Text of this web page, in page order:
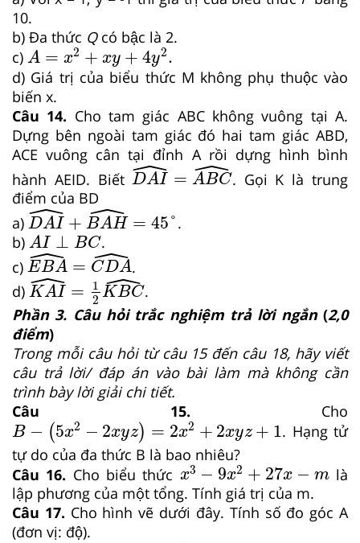
10.
b) Đa thức Q có bậc là 2.
c) A = x2 + xy + 4y2.
A= x2+xy +4 y2.
d) Giá trị của biểu thức M không phụ thuộc vào
biến x.
Câu 14. Cho tam giác ABC không vuông tại A.
Dựng bên ngoài tam giác đó hai tam giác ABD,
ACE vuông cân tại đỉnh A rồi dựng hình bình
hành AEID. Biếtˆ
DAI = ˆ
ABC
DAI^=ABC^
. Gọi K là trung
điểm của BD
a) ˆ
DAI + ˆ
BAH = 45°
DAI^+ BAH^=
.
b) AI ⊥ BC
AI⊥B C
.
c) ˆ
EBA = ˆ
CDA
EBA^ =CDA^
.
d) ˆ
KAI =
1
2
ˆ
KBC
KAI^=1 2KBC^
.
Phần 3. Câu hỏi trắc nghiệm trả lời ngắn (2,0
điểm)
Trong mỗi câu hỏi từ câu 15 đến câu 18, hãy viết
câu trả lời/ đáp án vào bài làm mà không cần
trình bày lời giải chi tiết.
Câu 15. Cho
B − (5x2 − 2xyz) = 2x2 + 2xyz + 1
B−5 x2 −2 yz x2 2xyz + 1
. Hạng tử
tự do của đa thức B là bao nhiêu?
Câu 16. Cho biểu thức x3 − 9x2 + 27x − m
x3−9x2+ 27x−
là
lập phương của một tổng. Tính giá trị của m.
Câu 17. Cho hình vẽ dưới đây. Tính số đo góc A
(đơn vị: độ).